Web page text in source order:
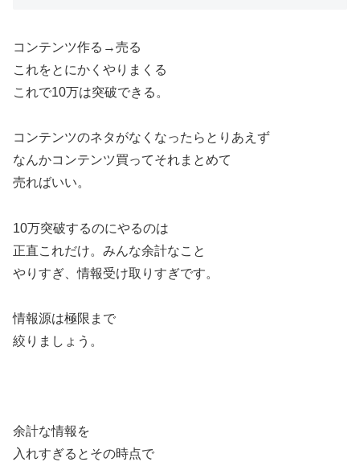
コンテンツ作る→売る
これをとにかくやりまくる
これで10万は突破できる。
コンテンツのネタがなくなったらとりあえず
なんかコンテンツ買ってそれまとめて
売ればいい。
10万突破するのにやるのは
正直これだけ。みんな余計なこと
やりすぎ、情報受け取りすぎです。
情報源は極限まで
絞りましょう。
余計な情報を
入れすぎるとその時点で